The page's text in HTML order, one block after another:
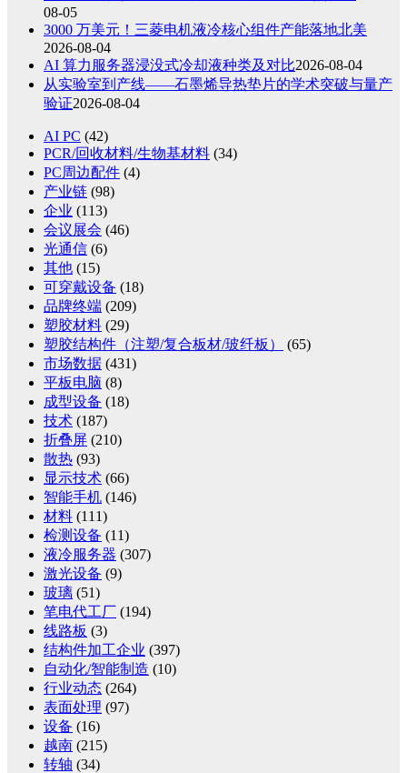
08-05
3000 万美元！三菱电机液冷核心组件产能落地北美
2026-08-04
AI 算力服务器浸没式冷却液种类及对比2026-08-04
从实验室到产线——石墨烯导热垫片的学术突破与量产
验证2026-08-04
AI PC (42)
PCR/回收材料/生物基材料 (34)
PC周边配件 (4)
产业链 (98)
企业 (113)
会议展会 (46)
光通信 (6)
其他 (15)
可穿戴设备 (18)
品牌终端 (209)
塑胶材料 (29)
塑胶结构件（注塑/复合板材/玻纤板）
(65)
市场数据 (431)
平板电脑 (8)
成型设备 (18)
技术 (187)
折叠屏 (210)
散热 (93)
显示技术 (66)
智能手机 (146)
材料 (111)
检测设备 (11)
液冷服务器 (307)
激光设备 (9)
玻璃 (51)
笔电代工厂 (194)
线路板 (3)
结构件加工企业 (397)
自动化/智能制造 (10)
行业动态 (264)
表面处理 (97)
设备 (16)
越南 (215)
转轴 (34)